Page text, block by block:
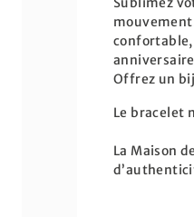
confortable,
Offrez un
Le bracelet
La Maison